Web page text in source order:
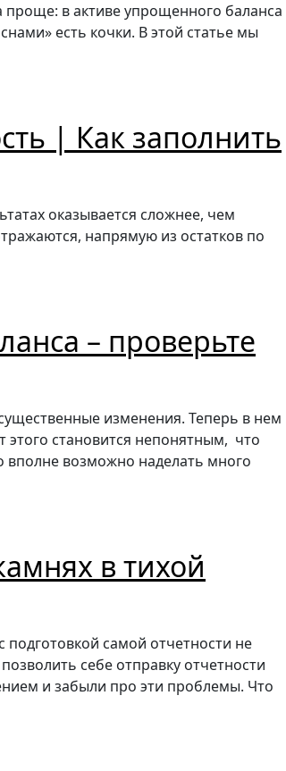
проще: в активе упрощенного баланса
есть кочки. В этой статье мы
| Как заполнить
оказывается сложнее, чем
напрямую из остатков по
– проверьте
изменения. Теперь в нем
становится непонятным, что
вполне возможно наделать много
в тихой
подготовкой самой отчетности не
себе отправку отчетности
и забыли про эти проблемы. Что